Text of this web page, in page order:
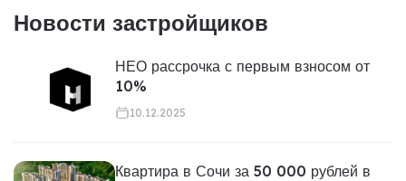
Новости застройщиков
НЕО рассрочка с первым взносом от
10%
10.12.2025
Квартира в Сочи за 50 000 рублей в